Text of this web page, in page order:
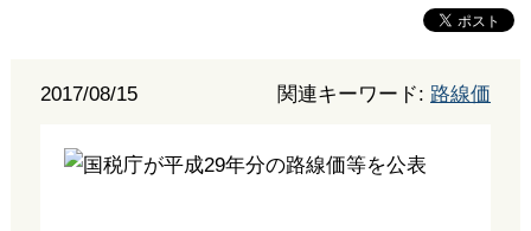
2017/08/15 関連キーワード: 路線価